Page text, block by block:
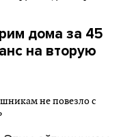
дома за 45
на вторую